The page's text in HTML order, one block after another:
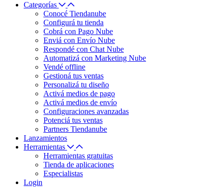
Categorías
Conocé Tiendanube
Configurá tu tienda
Cobrá con Pago Nube
Enviá con Envío Nube
Respondé con Chat Nube
Automatizá con Marketing Nube
Vendé offline
Gestioná tus ventas
Personalizá tu diseño
Activá medios de pago
Activá medios de envío
Configuraciones avanzadas
Potenciá tus ventas
Partners Tiendanube
Lanzamientos
Herramientas
Herramientas gratuitas
Tienda de aplicaciones
Especialistas
Login